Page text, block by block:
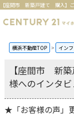
横浜不動産TOP イン
【座間市 新
様へのインタビ
★「お客様の声」